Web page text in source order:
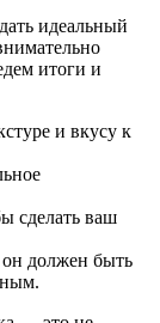
идеальный
итоги и
и вкусу к
сделать ваш
должен быть